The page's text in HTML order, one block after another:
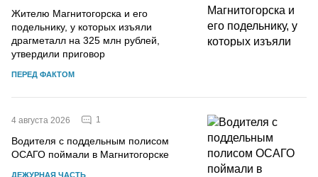
Жителю Магнитогорска и его
подельнику, у которых изъяли
драгметалл на 325 млн рублей,
утвердили приговор
ПЕРЕД ФАКТОМ
4 августа 2026 1
Водителя с поддельным полисом
ОСАГО поймали в Магнитогорске
ДЕЖУРНАЯ ЧАСТЬ